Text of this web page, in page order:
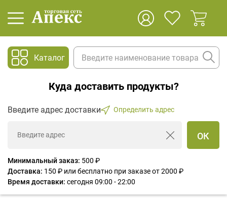
Каталог
Куда доставить продукты?
Введите адрес доставки Определить адрес
ОК
Минимальный заказ: 500 ₽
Доставка: 150 ₽ или бесплатно при заказе от 2000 ₽
Время доставки: cегодня 09:00 - 22:00